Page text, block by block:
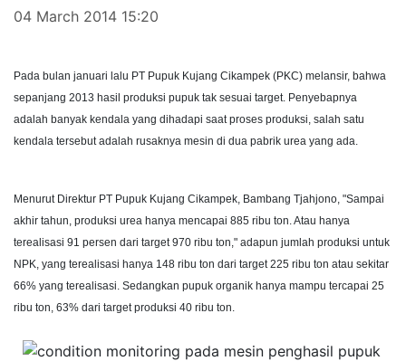
04 March 2014 15:20
Pada bulan januari lalu PT Pupuk Kujang Cikampek (PKC) melansir, bahwa
sepanjang 2013 hasil produksi pupuk tak sesuai target. Penyebapnya
adalah banyak kendala yang dihadapi saat proses produksi, salah satu
kendala tersebut adalah rusaknya mesin di dua pabrik urea yang ada.
Menurut Direktur PT Pupuk Kujang Cikampek, Bambang Tjahjono, "Sampai
akhir tahun, produksi urea hanya mencapai 885 ribu ton. Atau hanya
terealisasi 91 persen dari target 970 ribu ton," adapun jumlah produksi untuk
NPK, yang terealisasi hanya 148 ribu ton dari target 225 ribu ton atau sekitar
66% yang terealisasi. Sedangkan pupuk organik hanya mampu tercapai 25
ribu ton, 63% dari target produksi 40 ribu ton.